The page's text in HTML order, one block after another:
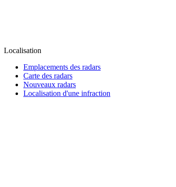
Localisation
Emplacements des radars
Carte des radars
Nouveaux radars
Localisation d'une infraction